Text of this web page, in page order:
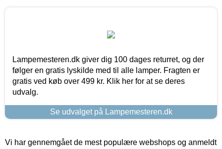
Lampemesteren.dk giver dig 100 dages returret, og der
følger en gratis lyskilde med til alle lamper. Fragten er
gratis ved køb over 499 kr. Klik her for at se deres
udvalg.
Se udvalget på Lampemesteren.dk
Vi har gennemgået de mest populære webshops og anmeldt